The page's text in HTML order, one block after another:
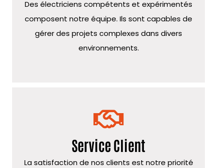
Des électriciens compétents et expérimentés
composent notre équipe. Ils sont capables de
gérer des projets complexes dans divers
environnements.
Service Client
La satisfaction de nos clients est notre priorité